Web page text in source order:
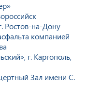
Ростов-на-Дону
компанией
г. Каргополь,
Зал имени С.